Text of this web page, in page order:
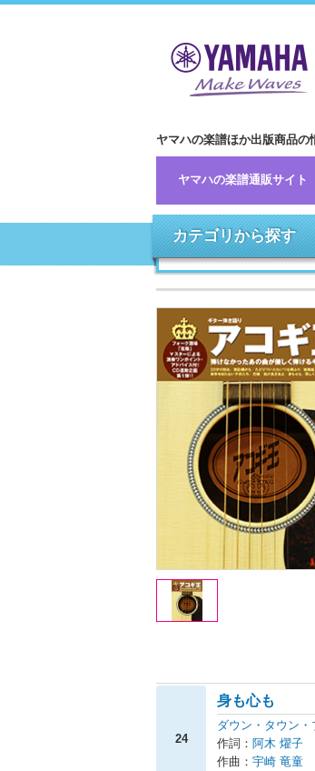
ヤマハの楽譜ほか出版商品の
ヤマハの楽譜通販サイト
カテゴリから探す
24
身も心も
ダウン・タウン
作詞： 阿木 燿子
作曲： 宇崎 竜童